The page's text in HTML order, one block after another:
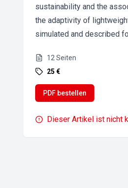
sustainability and the
the adaptivity of
simulated and described
12 Seiten
25 €
PDF bestellen
Dieser Artikel ist nicht